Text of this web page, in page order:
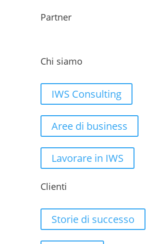
Partner
Chi siamo
IWS Consulting
Aree di business
Lavorare in IWS
Clienti
Storie di successo